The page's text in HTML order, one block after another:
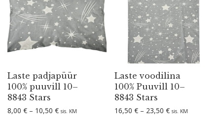
Laste padjapüür
100% puuvill 10–
8843 Stars
8,00 € – 10,50 €Hinnavahemik: 8,00 € kuni 10,50 €
sis. KM
Laste voodilina
100% Puuvill 10–
8843 Stars
16,50 € – 23,50 €Hinnavahemik:
sis. KM